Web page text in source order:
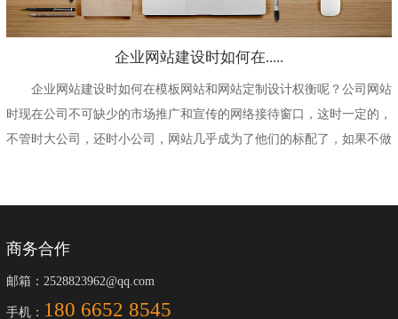
企业网站建设时如何在.....
企业网站建设时如何在模板网站和网站定制设计权衡呢？公司网站
时现在公司不可缺少的市场推广和宣传的网络接待窗口，这时一定的，
不管时大公司，还时小公司，网站几乎成为了他们的标配了，如果不做
商务合作
邮箱：2528823962@qq.com
手机： 180 6652 8545